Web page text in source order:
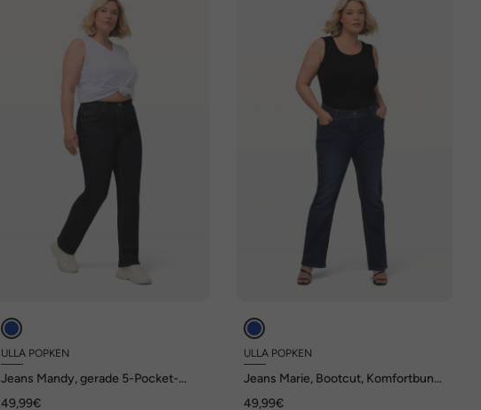
ULLA POPKEN
Jeans Mandy, gerade 5-Pocket-
49,99€
ULLA POPKEN
Jeans Marie, Bootcut, Komfortbund,
49,99€